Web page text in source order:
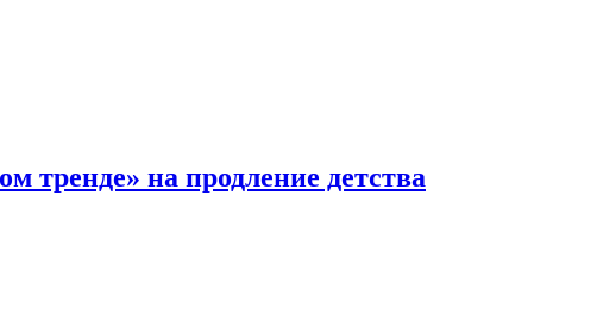
тренде» на продление детства